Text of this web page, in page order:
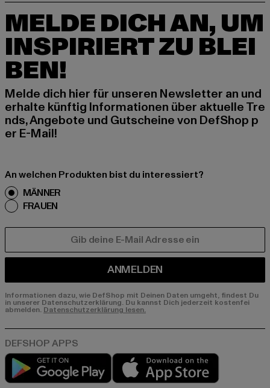
MELDE DICH AN, UM
INSPIRIERT ZU BLEI
BEN!
Melde dich hier für unseren Newsletter an und
erhalte künftig Informationen über aktuelle Tre
nds, Angebote und Gutscheine von DefShop p
er E-Mail!
An welchen Produkten bist du interessiert?
MÄNNER
FRAUEN
ANMELDEN
Informationen dazu, wie DefShop mit Deinen Daten umgeht, findest Du
in unserer Datenschutzerklärung. Du kannst Dich jederzeit kostenfei
abmelden. Datenschutzerklärung lesen.
Play market